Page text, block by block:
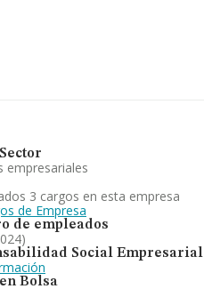
empresariales
3 cargos en esta empresa
de Empresa
de empleados
Social Empresarial
Bolsa